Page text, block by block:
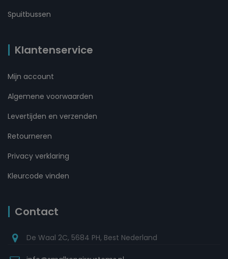
Spuitbussen
Klantenservice
Mijn account
Algemene voorwaarden
Levertijden en verzenden
Retourneren
Privacy verklaring
Kleurcode vinden
Contact
De Waal 2C, 5684 PH, Best Nederland